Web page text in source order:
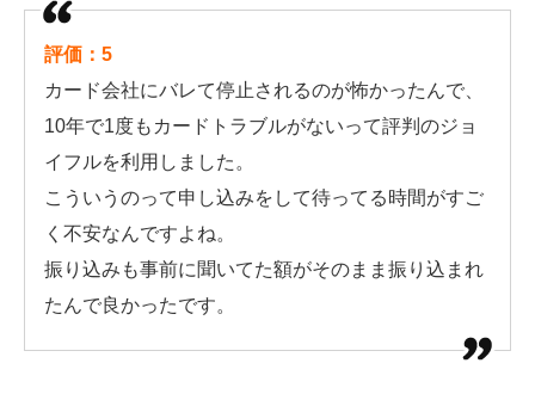
評価：5
カード会社にバレて停止されるのが怖かったんで、
10年で1度もカードトラブルがないって評判のジョ
イフルを利用しました。
こういうのって申し込みをして待ってる時間がすご
く不安なんですよね。
振り込みも事前に聞いてた額がそのまま振り込まれ
たんで良かったです。